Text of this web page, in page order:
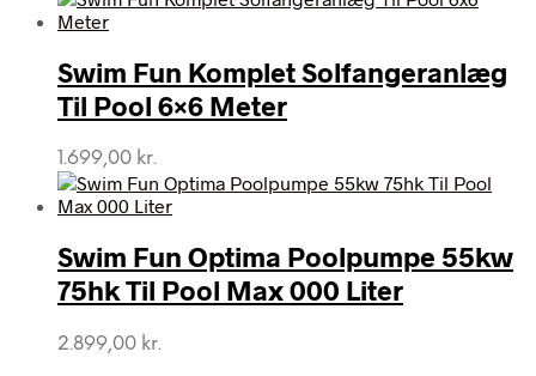
Swim Fun Komplet Solfangeranlæg
Til Pool 6×6 Meter
1.699,00 kr.
Swim Fun Optima Poolpumpe 55kw
75hk Til Pool Max 000 Liter
2.899,00 kr.